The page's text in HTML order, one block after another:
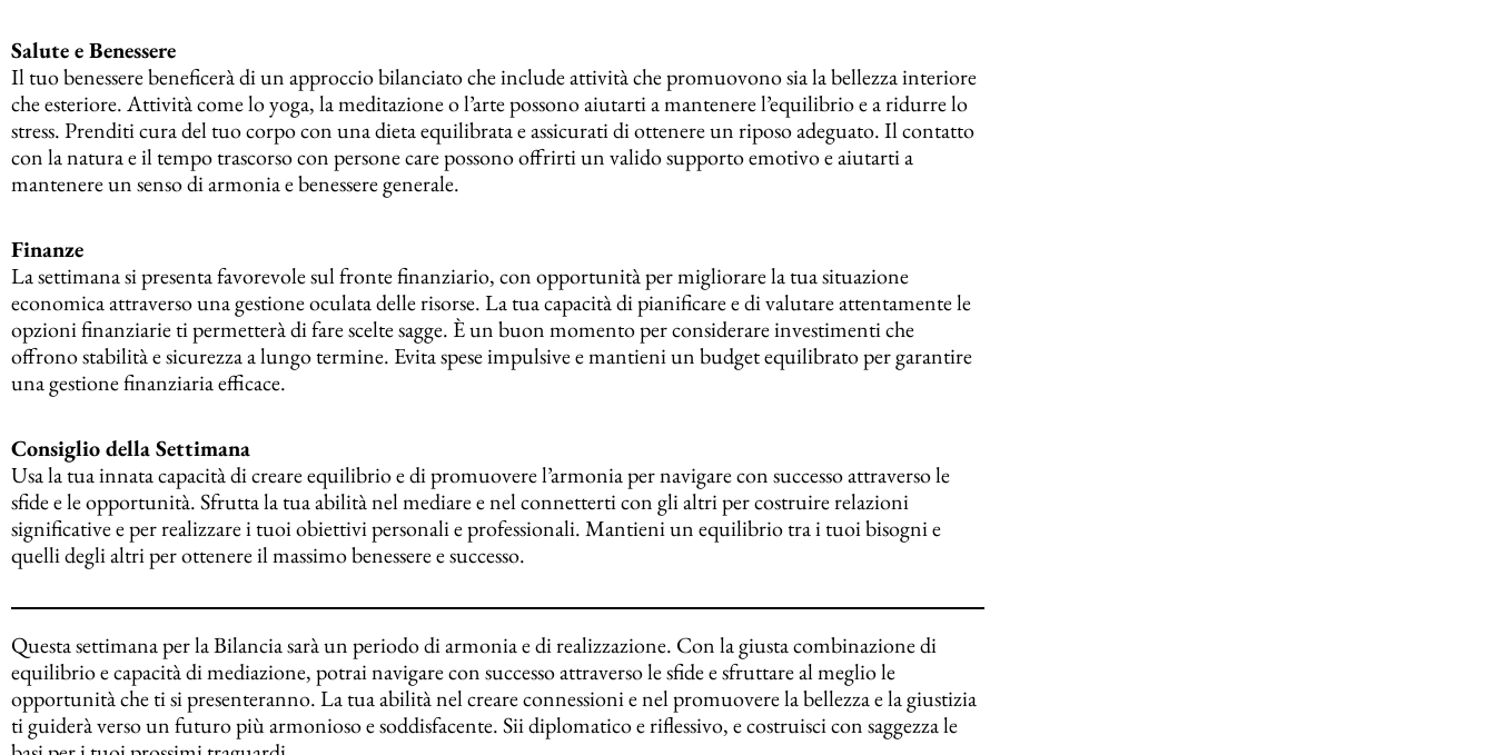
Salute e Benessere
Il tuo benessere beneficerà di un approccio bilanciato che include attività che promuovono sia la bellezza interiore
che esteriore. Attività come lo yoga, la meditazione o l’arte possono aiutarti a mantenere l’equilibrio e a ridurre lo
stress. Prenditi cura del tuo corpo con una dieta equilibrata e assicurati di ottenere un riposo adeguato. Il contatto
con la natura e il tempo trascorso con persone care possono offrirti un valido supporto emotivo e aiutarti a
mantenere un senso di armonia e benessere generale.
Finanze
La settimana si presenta favorevole sul fronte finanziario, con opportunità per migliorare la tua situazione
economica attraverso una gestione oculata delle risorse. La tua capacità di pianificare e di valutare attentamente le
opzioni finanziarie ti permetterà di fare scelte sagge. È un buon momento per considerare investimenti che
offrono stabilità e sicurezza a lungo termine. Evita spese impulsive e mantieni un budget equilibrato per garantire
una gestione finanziaria efficace.
Consiglio della Settimana
Usa la tua innata capacità di creare equilibrio e di promuovere l’armonia per navigare con successo attraverso le
sfide e le opportunità. Sfrutta la tua abilità nel mediare e nel connetterti con gli altri per costruire relazioni
significative e per realizzare i tuoi obiettivi personali e professionali. Mantieni un equilibrio tra i tuoi bisogni e
quelli degli altri per ottenere il massimo benessere e successo.
Questa settimana per la Bilancia sarà un periodo di armonia e di realizzazione. Con la giusta combinazione di
equilibrio e capacità di mediazione, potrai navigare con successo attraverso le sfide e sfruttare al meglio le
opportunità che ti si presenteranno. La tua abilità nel creare connessioni e nel promuovere la bellezza e la giustizia
ti guiderà verso un futuro più armonioso e soddisfacente. Sii diplomatico e riflessivo, e costruisci con saggezza le